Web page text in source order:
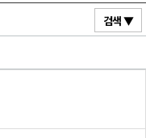
검색 ▼